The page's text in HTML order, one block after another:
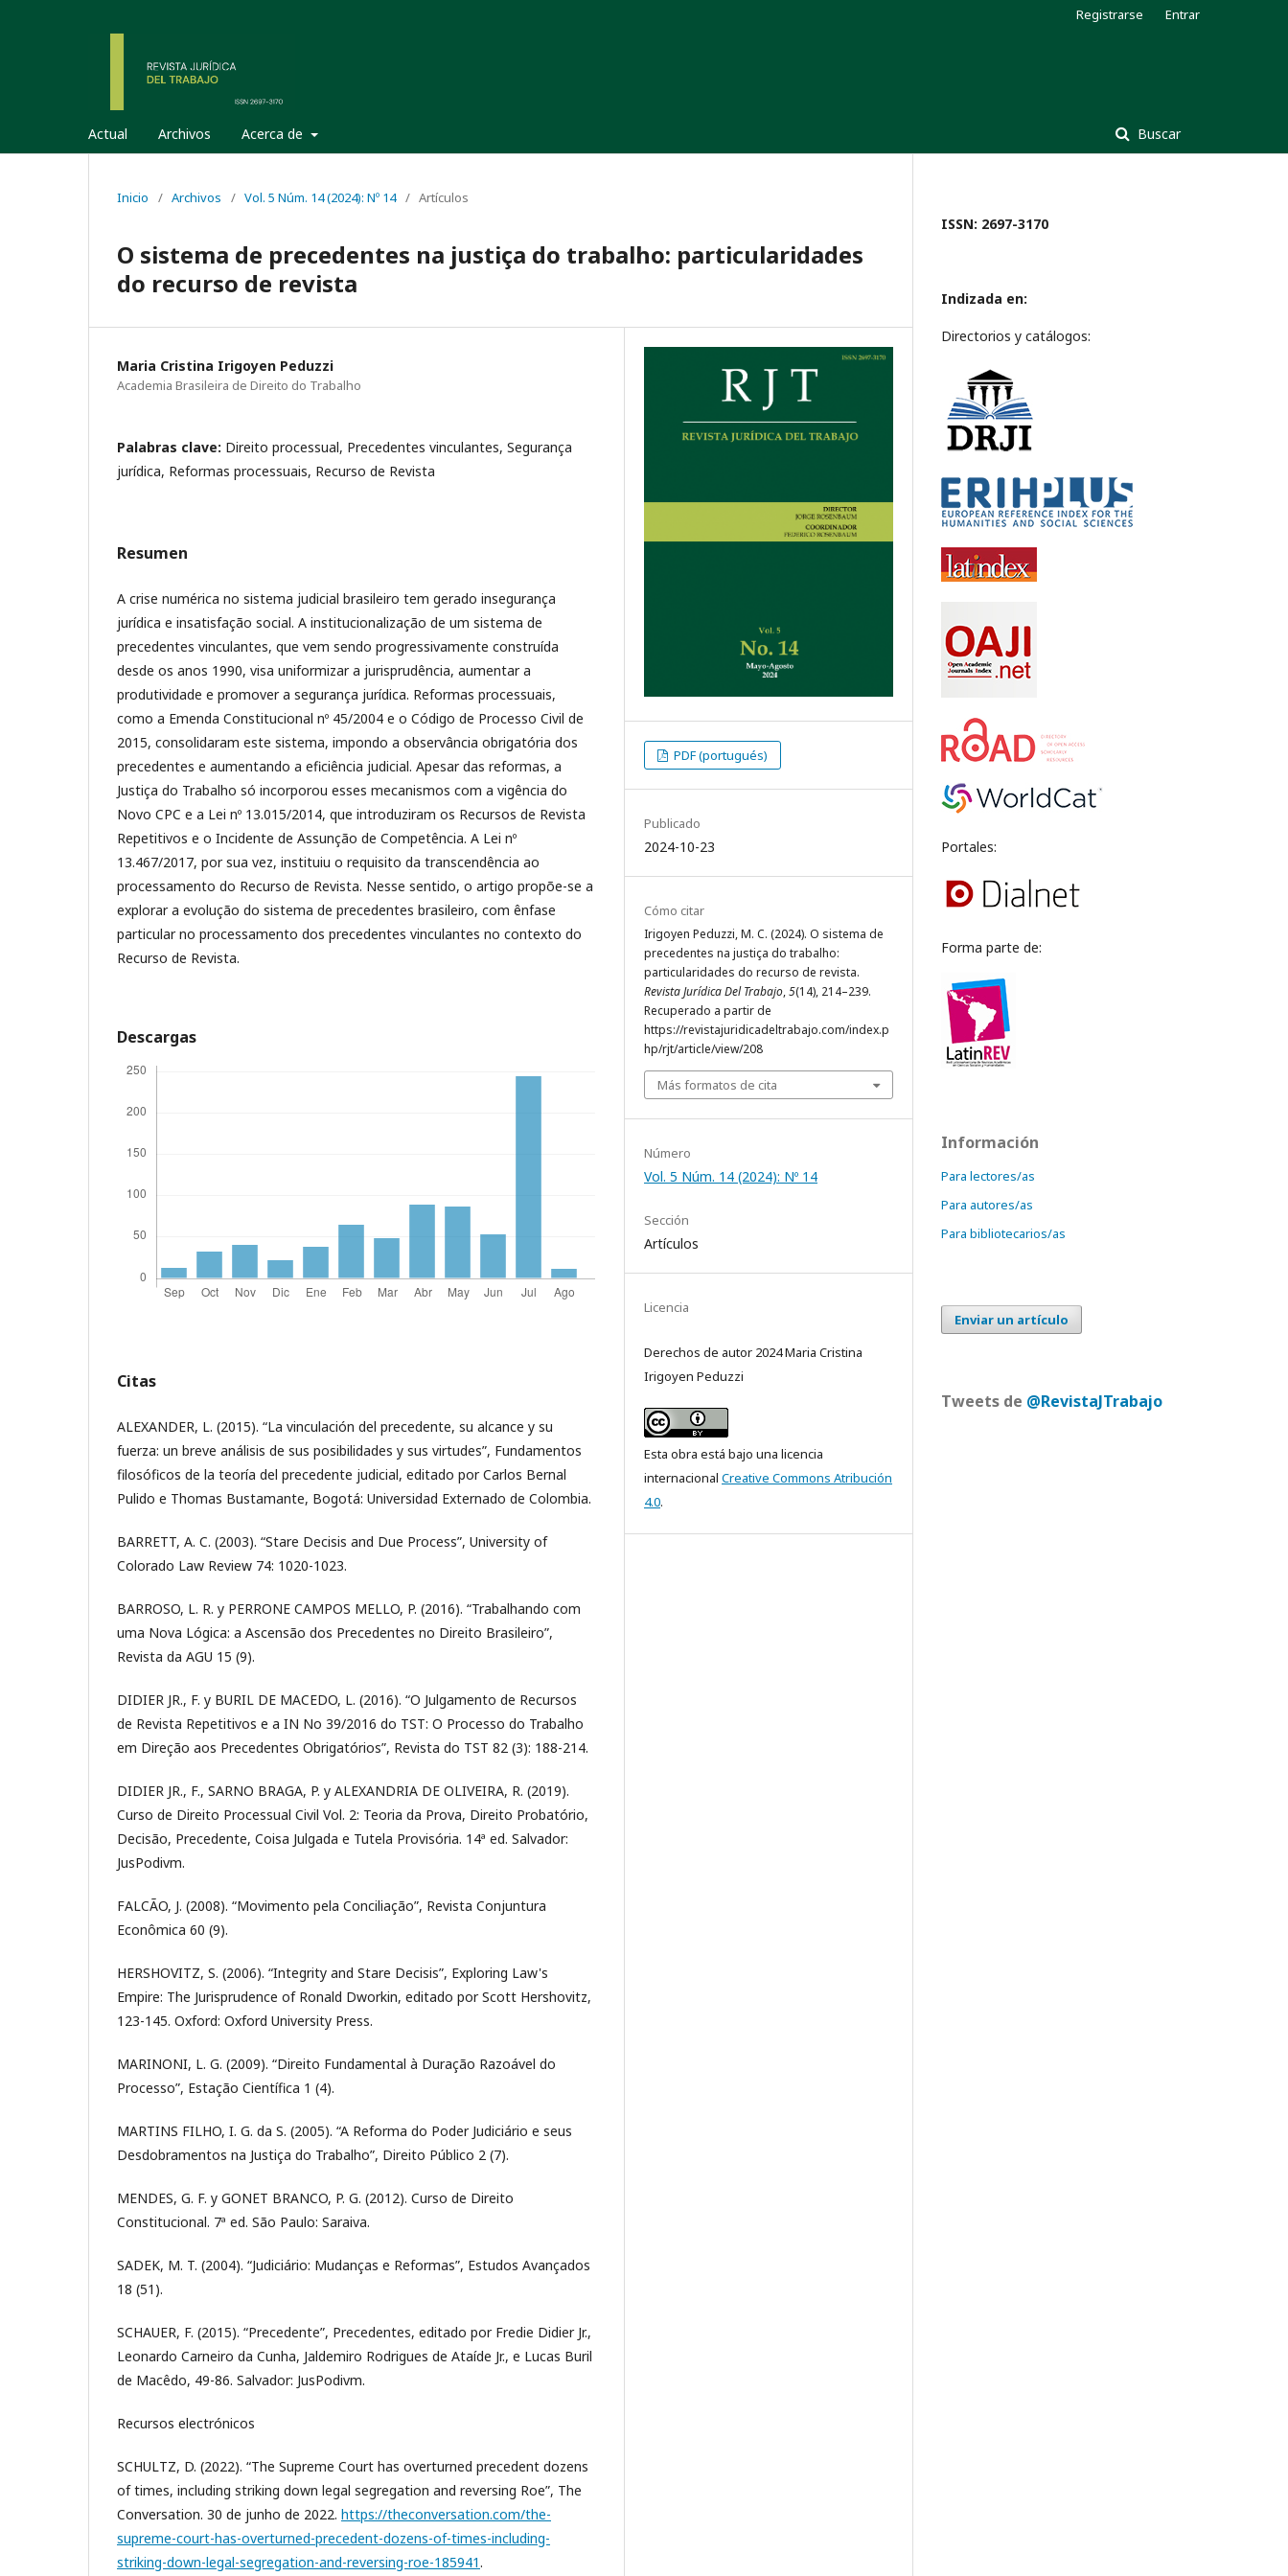
Actual Archivos Acerca de Buscar
Registrarse Entrar
Inicio / Archivos / Vol. 5 Núm. 14 (2024): Nº 14 / Artículos
O sistema de precedentes na justiça do trabalho: particularidades
do recurso de revista
Maria Cristina Irigoyen Peduzzi
Academia Brasileira de Direito do Trabalho
Palabras clave: Direito processual, Precedentes vinculantes, Segurança
jurídica, Reformas processuais, Recurso de Revista
Resumen
A crise numérica no sistema judicial brasileiro tem gerado insegurança
jurídica e insatisfação social. A institucionalização de um sistema de
precedentes vinculantes, que vem sendo progressivamente construída
desde os anos 1990, visa uniformizar a jurisprudência, aumentar a
produtividade e promover a segurança jurídica. Reformas processuais,
como a Emenda Constitucional nº 45/2004 e o Código de Processo Civil de
2015, consolidaram este sistema, impondo a observância obrigatória dos
precedentes e aumentando a eficiência judicial. Apesar das reformas, a
Justiça do Trabalho só incorporou esses mecanismos com a vigência do
Novo CPC e a Lei nº 13.015/2014, que introduziram os Recursos de Revista
Repetitivos e o Incidente de Assunção de Competência. A Lei nº
13.467/2017, por sua vez, instituiu o requisito da transcendência ao
processamento do Recurso de Revista. Nesse sentido, o artigo propõe-se a
explorar a evolução do sistema de precedentes brasileiro, com ênfase
particular no processamento dos precedentes vinculantes no contexto do
Recurso de Revista.
Descargas
Citas
ALEXANDER, L. (2015). “La vinculación del precedente, su alcance y su
fuerza: un breve análisis de sus posibilidades y sus virtudes”, Fundamentos
filosóficos de la teoría del precedente judicial, editado por Carlos Bernal
Pulido e Thomas Bustamante, Bogotá: Universidad Externado de Colombia.
BARRETT, A. C. (2003). “Stare Decisis and Due Process”, University of
Colorado Law Review 74: 1020-1023.
BARROSO, L. R. y PERRONE CAMPOS MELLO, P. (2016). “Trabalhando com
uma Nova Lógica: a Ascensão dos Precedentes no Direito Brasileiro”,
Revista da AGU 15 (9).
DIDIER JR., F. y BURIL DE MACEDO, L. (2016). “O Julgamento de Recursos
de Revista Repetitivos e a IN No 39/2016 do TST: O Processo do Trabalho
em Direção aos Precedentes Obrigatórios”, Revista do TST 82 (3): 188-214.
DIDIER JR., F., SARNO BRAGA, P. y ALEXANDRIA DE OLIVEIRA, R. (2019).
Curso de Direito Processual Civil Vol. 2: Teoria da Prova, Direito Probatório,
Decisão, Precedente, Coisa Julgada e Tutela Provisória. 14ª ed. Salvador:
JusPodivm.
FALCÃO, J. (2008). “Movimento pela Conciliação”, Revista Conjuntura
Econômica 60 (9).
HERSHOVITZ, S. (2006). “Integrity and Stare Decisis”, Exploring Law's
Empire: The Jurisprudence of Ronald Dworkin, editado por Scott Hershovitz,
123-145. Oxford: Oxford University Press.
MARINONI, L. G. (2009). “Direito Fundamental à Duração Razoável do
Processo”, Estação Científica 1 (4).
MARTINS FILHO, I. G. da S. (2005). “A Reforma do Poder Judiciário e seus
Desdobramentos na Justiça do Trabalho”, Direito Público 2 (7).
MENDES, G. F. y GONET BRANCO, P. G. (2012). Curso de Direito
Constitucional. 7ª ed. São Paulo: Saraiva.
SADEK, M. T. (2004). “Judiciário: Mudanças e Reformas”, Estudos Avançados
18 (51).
SCHAUER, F. (2015). “Precedente”, Precedentes, editado por Fredie Didier Jr.,
Leonardo Carneiro da Cunha, Jaldemiro Rodrigues de Ataíde Jr., e Lucas Buril
de Macêdo, 49-86. Salvador: JusPodivm.
Recursos electrónicos
SCHULTZ, D. (2022). “The Supreme Court has overturned precedent dozens
of times, including striking down legal segregation and reversing Roe”, The
Conversation. 30 de junho de 2022. https://theconversation.com/the-
supreme-court-has-overturned-precedent-dozens-of-times-including-
striking-down-legal-segregation-and-reversing-roe-185941.
PDF (portugués)
Publicado
2024-10-23
Cómo citar
Irigoyen Peduzzi, M. C. (2024). O sistema de
precedentes na justiça do trabalho:
particularidades do recurso de revista.
Revista Jurídica Del Trabajo,5(14), 214–239.
Recuperado a partir de
https://revistajuridicadeltrabajo.com/index.p
hp/rjt/article/view/208
Más formatos de cita
Número
Vol. 5 Núm. 14 (2024): Nº 14
Sección
Artículos
Licencia
Derechos de autor 2024 Maria Cristina
Irigoyen Peduzzi
Esta obra está bajo una licencia
internacional Creative Commons Atribución
4.0.
ISSN: 2697-3170
Indizada en:
Directorios y catálogos:
Portales:
Forma parte de:
Información
Para lectores/as
Para autores/as
Para bibliotecarios/as
Enviar un artículo
Tweets de @RevistaJTrabajo